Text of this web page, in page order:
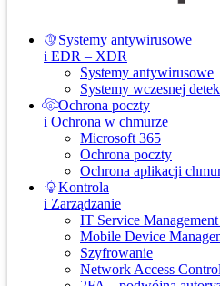
Systemy antywirusowe
i EDR – XDR
Systemy antywirusowe
Systemy wczesnej
Ochrona poczty
i Ochrona w chmurze
Microsoft 365
Ochrona poczty
Ochrona aplikacji
Kontrola
i Zarządzanie
IT Service
Mobile Device
Szyfrowanie
Network Access Control